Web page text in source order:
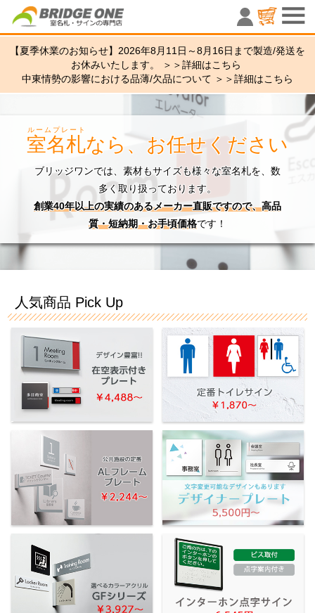
室名札・
【夏季休業のお知らせ】2026年8月11日～8月16日まで製造/発送を
お休みいたします。 ＞＞詳細はこちら
中東情勢の影響における品薄/欠品について ＞＞詳細はこちら
室名札
ルームプレート
なら、お任せください
ブリッジワンでは、素材もサイズも様々な室名札を、数
多く取り扱っております。
創業40年以上の実績のあるメーカー直販ですので、高品
質・短納期・お手頃価格です！
人気商品 Pick Up